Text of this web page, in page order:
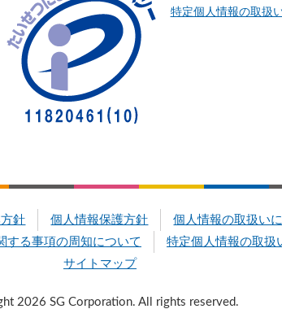
特定個人情報の取扱
針 個人情報保護方針
個人情報の取扱い
する事項の周知について
特定個人情報の取扱
サイトマップ
2026 SG Corporation. All rights reserved.